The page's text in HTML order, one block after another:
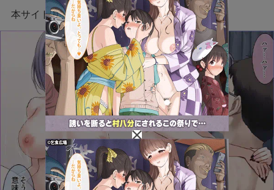
本サイトにはプロモーションが含まれています。